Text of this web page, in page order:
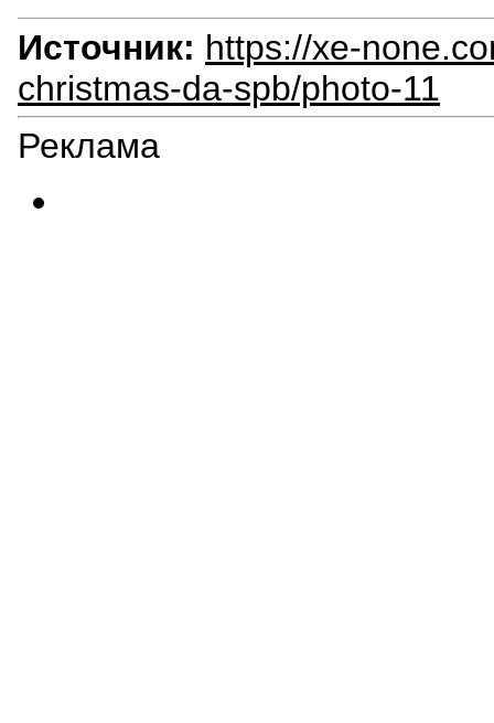
Источник: https://xe-
christmas-da-spb/photo-11
Реклама